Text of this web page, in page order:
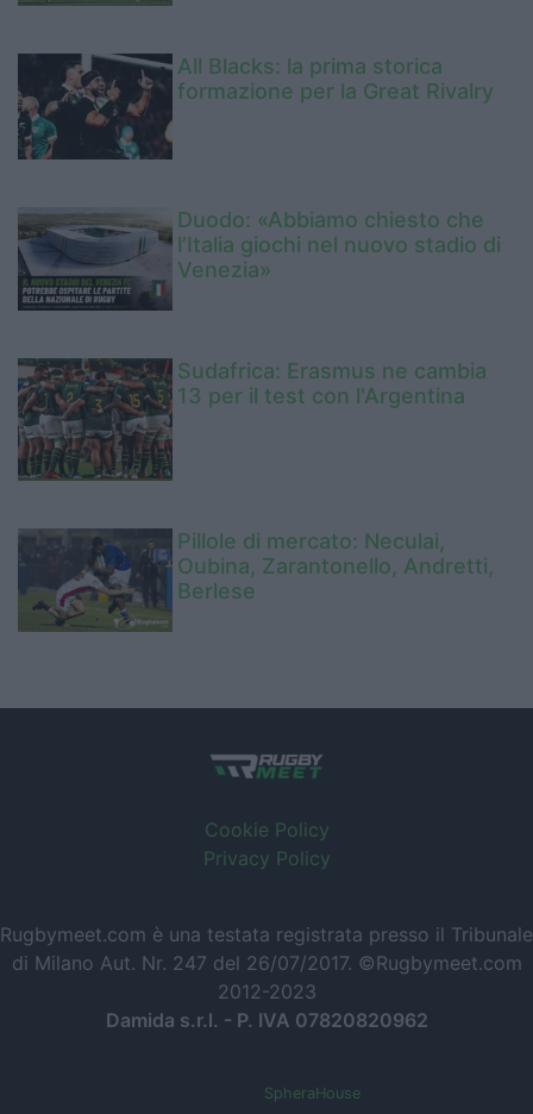
All Blacks: la prima storica
formazione per la Great Rivalry
Duodo: «Abbiamo chiesto che
l’Italia giochi nel nuovo stadio di
Venezia»
Sudafrica: Erasmus ne cambia
13 per il test con l'Argentina
Pillole di mercato: Neculai,
Oubina, Zarantonello, Andretti,
Berlese
Cookie Policy
Privacy Policy
Rugbymeet.com è una testata registrata presso il Tribunale
di Milano Aut. Nr. 247 del 26/07/2017. ©Rugbymeet.com
2012-2023
Damida s.r.l. - P. IVA 07820820962
SpheraHouse